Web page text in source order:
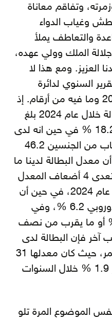
وتفاقم معاناة
وغياب الدواء
والتعاطف يملأ
الملك وولي عهده،
العزيز. ومع هذا لا
السنوي لدائرة
الإحصاءات العامة للعام 2024 وما فيه من أرقام. إذ
يذكر التقرير بأن معدل البطالة خلال عام 2024 بلغ
21.4 %. وهو لدى الذكور 18.2 % في حين انه لدى
النساء 32.9 %. ولدى الشباب من الجنسين 46.2
معدل البطالة لدينا ما
يزال مرتفعاً منذ سنوات ويتعدى 4 أضعاف المعدل
العالمي والذي بلغ 4.96 % عام 2024، في حين أن
معدل البطالة في الاتحاد الأوروبي 6.2 %، وفي
العربي أقل من 12 % أو ما يقرب من نصف
آخر فإن البطالة لدى
النساء هي في صعود مستمر، حيث كان معدلها 31
% عام 2017 وارتفع بمقدار 1.9 % خلال السنوات
الموضوع المرة تلو